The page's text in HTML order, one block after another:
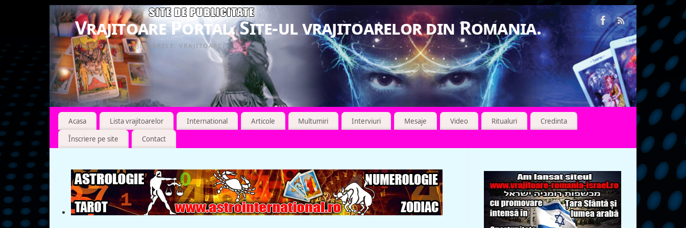
Vrajitoare Portal. Site-ul vrajitoarelor din Romania.
VRAJITOARE, VRAJITOARELE, VRAJITOARE
Acasa Lista vrajitoarelor International Articole Multumiri Interviuri Mesaje Video Ritualuri
Credinta
Înscriere pe site
Contact